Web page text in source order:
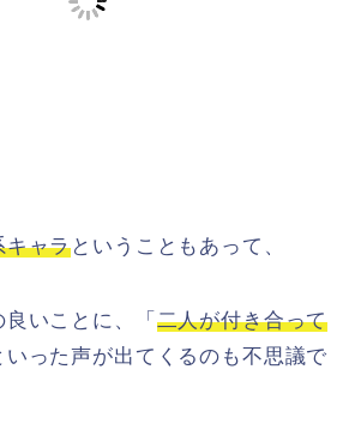
キャラということもあって、
いことに、「 二人が付き合って
いった声が出てくるのも不思議で